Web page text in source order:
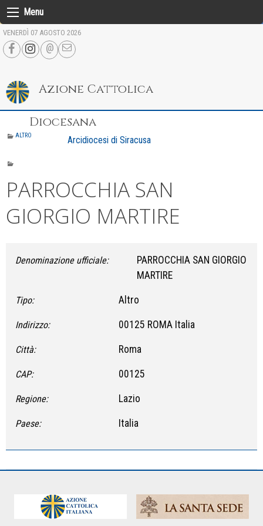
Skip
to
content
Menu
VENERDÌ 07 AGOSTO 2026
Azione Cattolica
Diocesana
Arcidiocesi di Siracusa
ALTRO
PARROCCHIA SAN
GIORGIO MARTIRE
Denominazione ufficiale:
PARROCCHIA SAN GIORGIO
MARTIRE
Tipo: Altro
Indirizzo: 00125 ROMA Italia
Città: Roma
CAP: 00125
Regione: Lazio
Paese: Italia